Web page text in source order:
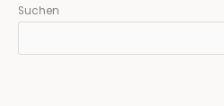
Suchen